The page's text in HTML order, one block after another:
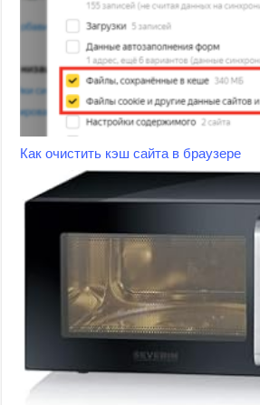
Как очистить кэш сайта в браузере